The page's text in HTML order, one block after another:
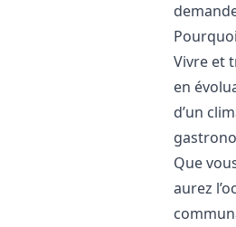
Vivre et
en
d’un
Que
aurez